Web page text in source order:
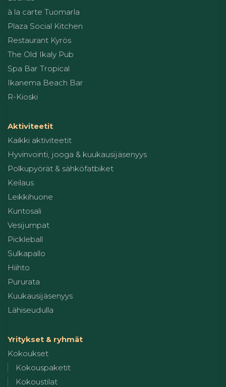
à la carte Tuomarla
Plaza Social Kitchen
Restaurant Kyrös
The Old Ikaly Pub
Spa Bar Tropical
Ikanema Beach Bar
R-Kioski
Aktiviteetit
Kaikki aktiviteetit
Hyvinvointi, jooga & kuukausijäsenyys
Polkupyörät & sähköfatbiket
Keilaus
Leikkihuone
Kuntosali
Vesijumpat
Pickleball
Sulkapallo
Hiihto
Pururata
Kuukausijäsenyys
Lähiseudulla
Yritykset & ryhmät
Kokoukset
Kokouspaketit
Kokoustilat